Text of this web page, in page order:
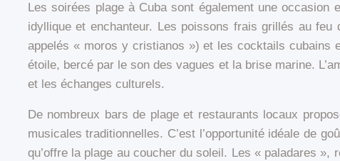
Les soirées plage à Cuba sont également une
idyllique et enchanteur. Les poissons frais grillés au
appelés « moros y cristianos ») et les cocktails cubains
étoile, bercé par le son des vagues et la brise marine.
et les échanges culturels.
De nombreux bars de plage et restaurants locaux
musicales traditionnelles. C’est l’opportunité idéale de
qu’offre la plage au coucher du soleil. Les « paladares